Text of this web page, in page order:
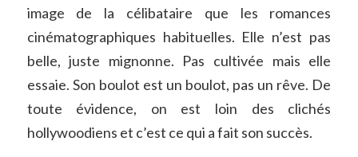
image de la célibataire que les romances
cinématographiques habituelles. Elle n’est pas
belle, juste mignonne. Pas cultivée mais elle
essaie. Son boulot est un boulot, pas un rêve. De
toute évidence, on est loin des clichés
hollywoodiens et c’est ce qui a fait son succès.